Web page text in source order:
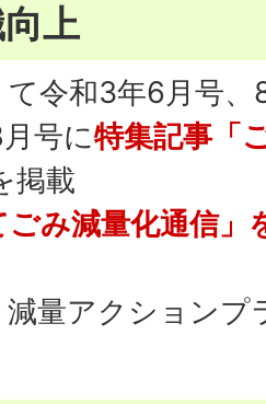
上
て令和3年6月号
号に特集記事「
掲載
ごみ減量化通信」
減量アクションプ